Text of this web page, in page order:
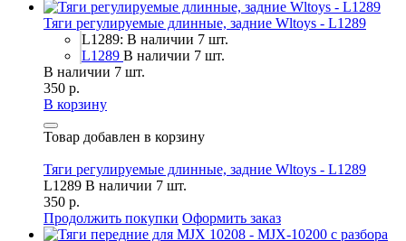
Тяги регулируемые длинные, задние Wltoys - L1289
L1289: В наличии 7 шт.
L1289 В наличии 7 шт.
В наличии 7 шт.
350 р.
В корзину
Товар добавлен в корзину
Тяги регулируемые длинные, задние Wltoys - L1289
L1289 В наличии 7 шт.
350 р.
Продолжить покупки Оформить заказ